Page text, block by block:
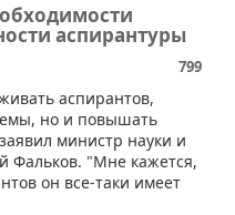
аспирантуры
799
аспирантов,
но и повышать
министр науки и
Фальков. "Мне кажется,
он все-таки имеет